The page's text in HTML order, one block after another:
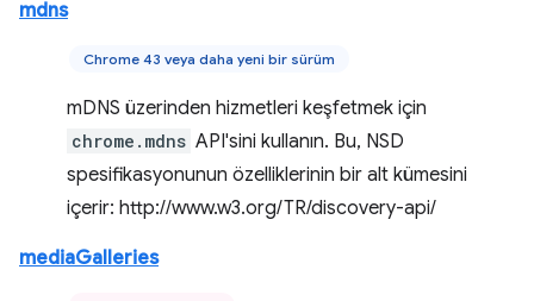
mdns
Chrome 43 veya daha yeni bir sürüm
mDNS üzerinden hizmetleri keşfetmek için
chrome.mdns API'sini kullanın. Bu, NSD
spesifikasyonunun özelliklerinin bir alt kümesini
içerir: http://www.w3.org/TR/discovery-api/
mediaGalleries